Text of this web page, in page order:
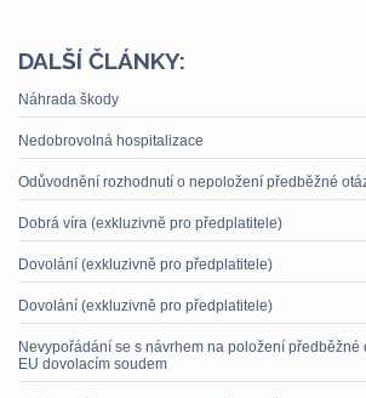
DALŠÍ ČLÁNKY:
Náhrada škody
Nedobrovolná hospitalizace
Odůvodnění rozhodnutí o nepoložení předběžné
Dobrá víra (exkluzivně pro předplatitele)
Dovolání (exkluzivně pro předplatitele)
Dovolání (exkluzivně pro předplatitele)
Nevypořádání se s návrhem na položení předběžné
EU dovolacím soudem